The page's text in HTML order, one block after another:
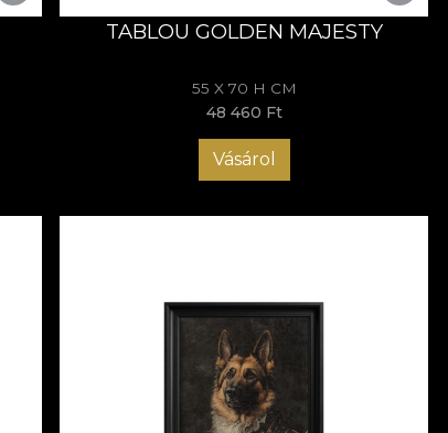
TABLOU GOLDEN MAJESTY
55 X 70 H CM
48 460 Ft
Vásárol